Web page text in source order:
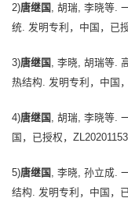
2)唐继国 , 胡瑞, 李晓等.
统. 发明专利，中国，已
3)唐继国 , 李晓, 胡瑞等.
热结构. 发明专利，中国
4)唐继国 , 胡瑞, 李晓等.
国，已授权，
5)唐继国 , 李晓, 孙立成.
结构. 发明专利，中国，